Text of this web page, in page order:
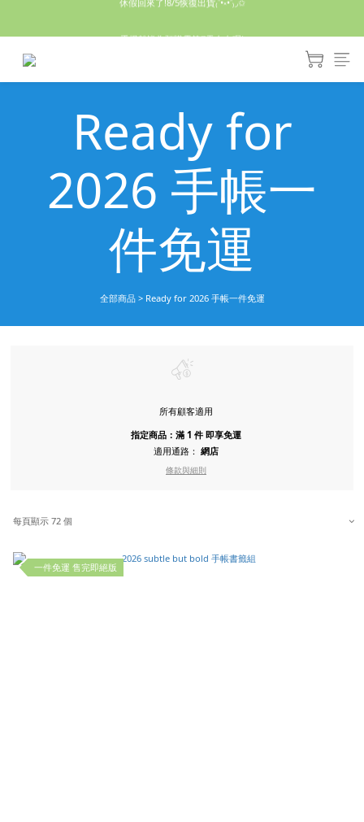
手機殼皆為預購需等7天左右喔!
Ready for
2026 手帳一
件免運
全部商品> Ready for 2026 手帳一件免運
所有顧客適用
指定商品：滿 1 件 即享免運
適用通路： 網店
條款與細則
每頁顯示 72 個
一件免運 售完即絕版